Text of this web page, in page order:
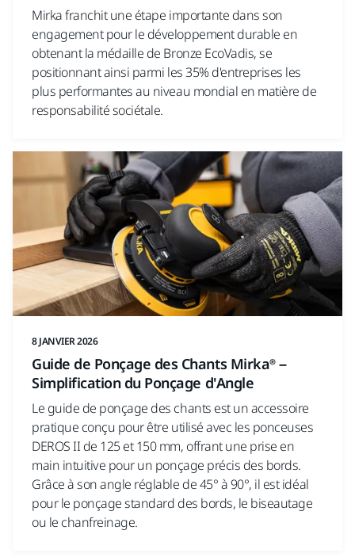
Mirka franchit une étape importante dans son
engagement pour le développement durable en
obtenant la médaille de Bronze EcoVadis, se
positionnant ainsi parmi les 35% d'entreprises les
plus performantes au niveau mondial en matière de
responsabilité sociétale.
8 JANVIER 2026
Guide de Ponçage des Chants Mirka® –
Simplification du Ponçage d'Angle
Le guide de ponçage des chants est un accessoire
pratique conçu pour être utilisé avec les ponceuses
DEROS II de 125 et 150 mm, offrant une prise en
main intuitive pour un ponçage précis des bords.
Grâce à son angle réglable de 45° à 90°, il est idéal
pour le ponçage standard des bords, le biseautage
ou le chanfreinage.